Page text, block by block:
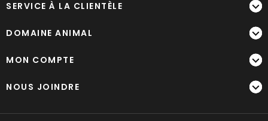
SERVICE À LA CLIENTÈLE
DOMAINE ANIMAL
MON COMPTE
NOUS JOINDRE